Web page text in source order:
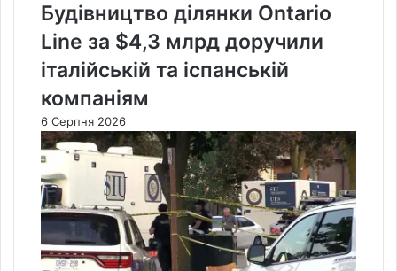
Будівництво ділянки Ontario
Line за $4,3 млрд доручили
італійській та іспанській
компаніям
6 Серпня 2026